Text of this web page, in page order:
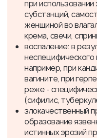
при использовании
субстанций,
женщиной во
крема, свечи,
воспаление: в
неспецифического
например, при
вагините, при
реже -
(сифилис,
злокачественный
образование
истинных эрозий